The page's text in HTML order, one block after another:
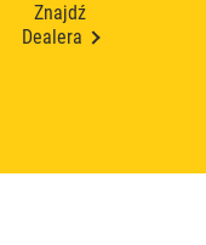
Znajdź
Dealera